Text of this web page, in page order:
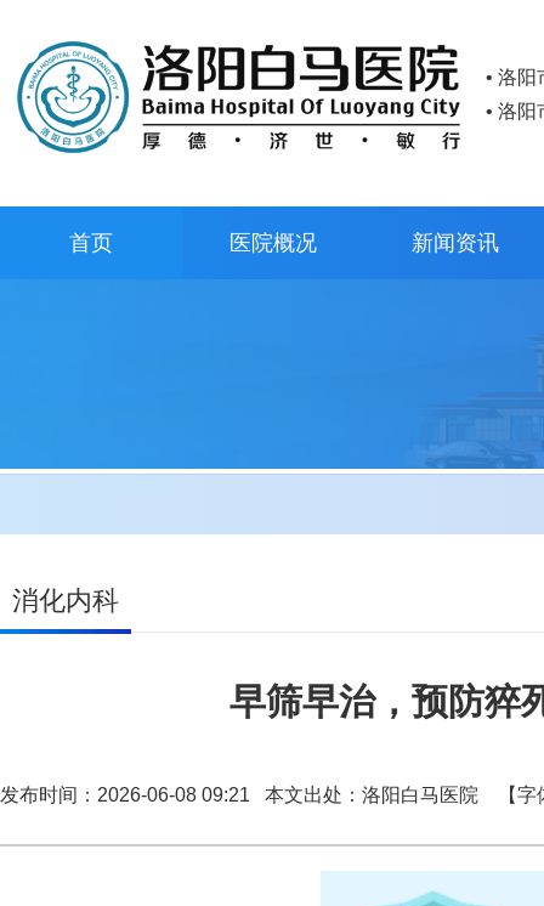
• 洛
• 洛
首页 医院概况 新闻资讯
消化内科
早筛早治，预防猝
发布时间：2026-06-08 09:21 本文出处：洛阳白马医院 【